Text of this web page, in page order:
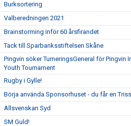
Burksortering
Valberedningen 2021
Brainstorming inför 60 årsfirandet
Tack till Sparbanksstiftelsen Skåne
Pingvin söker TurneringsGeneral för Pingvin
Youth Tournament
Rugby i Gylle!
Börja använda Sponsorhuset - du får en
Allsvenskan Syd
SM Guld!